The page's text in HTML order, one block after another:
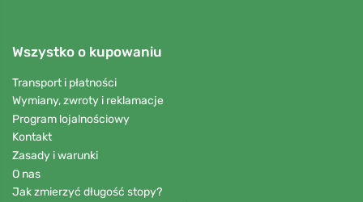
Wszystko o kupowaniu
Transport i płatności
Wymiany, zwroty i reklamacje
Program lojalnościowy
Kontakt
Zasady i warunki
O nas
Jak zmierzyć długość stopy?